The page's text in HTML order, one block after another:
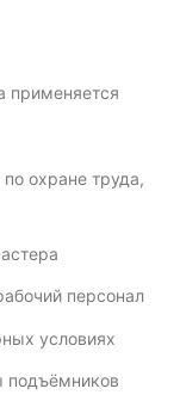
применяется
охране труда,
персонал
условиях